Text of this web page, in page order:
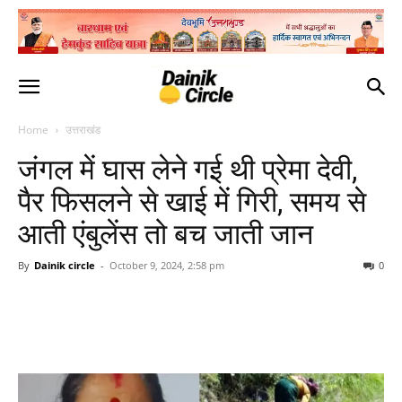
Home उत्तराखंड
जंगल में घास लेने गई थी प्रेमा देवी,
पैर फिसलने से खाई में गिरी, समय से
आती एंबुलेंस तो बच जाती जान
By Dainik circle - October 9, 2024, 2:58 pm 0